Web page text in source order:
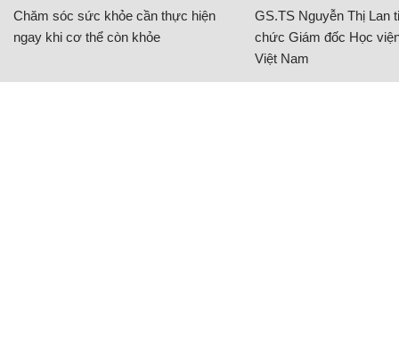
Chăm sóc sức khỏe cần thực hiện
ngay khi cơ thể còn khỏe
GS.TS Nguyễn Thị Lan
chức Giám đốc Học
Việt Nam